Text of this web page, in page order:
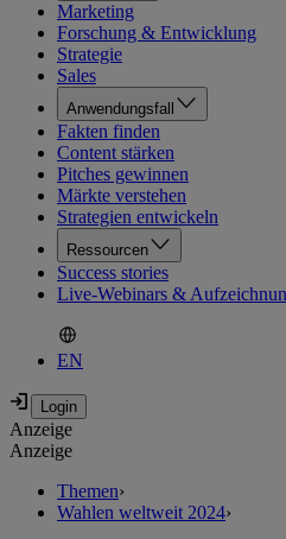
Marketing
Forschung & Entwicklung
Strategie
Sales
Anwendungsfall
Fakten finden
Content stärken
Pitches gewinnen
Märkte verstehen
Strategien entwickeln
Ressourcen
Success stories
Live-Webinars &
EN
Anzeige
Anzeige
Themen›
Wahlen weltweit 2024›